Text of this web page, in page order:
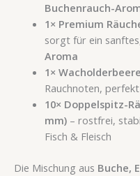
Buchenrauch-
1× Premium
sorgt für ein
Aroma
1×
Rauchnoten,
10× Doppelspitz-
mm)– rostfrei,
Fisch & Fleisch
Die Mischung aus Buche,